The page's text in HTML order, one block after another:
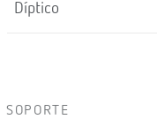
Díptico
SOPORTE